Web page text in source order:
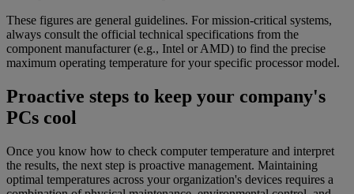
These figures are general guidelines. For mission-critical systems,
always consult the official technical specifications from the
component manufacturer (e.g., Intel or AMD) to find the precise
maximum operating temperature for your specific processor model.
Proactive steps to keep your company's
PCs cool
Once you know how to check computer temperature and interpret
the results, the next step is proactive management. Maintaining
optimal temperatures across your organization's devices requires a